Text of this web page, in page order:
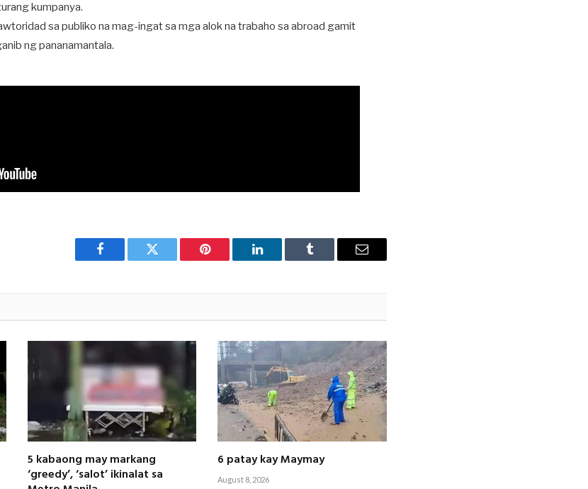
kumpanya.
sa publiko na mag-ingat sa mga alok na trabaho sa abroad gamit
ng pananamantala.
Facebook Twitter Pinterest LinkedIn Tumblr Email
5 kabaong may markang
‘greedy’, ‘salot’ ikinalat sa
6 patay kay Maymay
August 8, 2026